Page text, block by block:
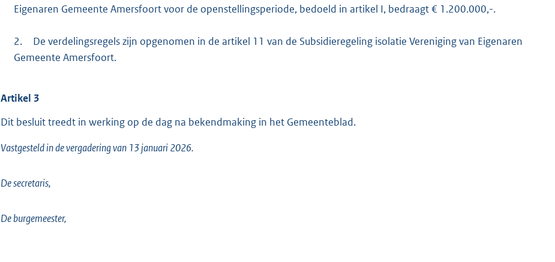
Eigenaren Gemeente Amersfoort voor de openstellingsperiode, bedoeld in artikel I, bedraagt € 1.200.000,-.
2.
De verdelingsregels zijn opgenomen in de artikel 11 van de Subsidieregeling isolatie Vereniging van Eigenaren
Gemeente Amersfoort.
Artikel 3
Dit besluit treedt in werking op de dag na bekendmaking in het Gemeenteblad.
Vastgesteld in de vergadering van 13 januari 2026.
De secretaris,
De burgemeester,